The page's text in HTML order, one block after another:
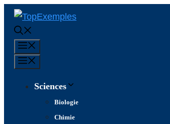
Aller
contenu
Sciences
Biologie
Chimie